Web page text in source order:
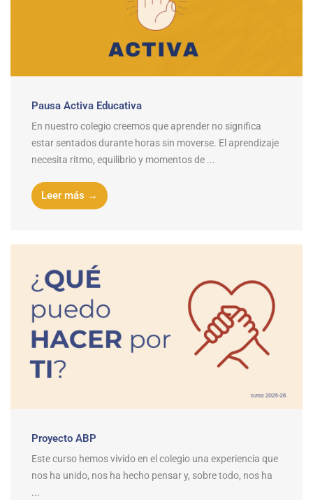
Pausa Activa Educativa
En nuestro colegio creemos que aprender no significa
estar sentados durante horas sin moverse. El aprendizaje
necesita ritmo, equilibrio y momentos de ...
Leer más →
Proyecto ABP
Este curso hemos vivido en el colegio una experiencia que
nos ha unido, nos ha hecho pensar y, sobre todo, nos ha
...